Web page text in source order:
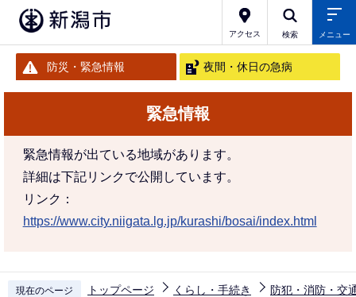
アクセス 検索 メニュー
防災・緊急情報 夜間・休日の急病
緊急情報
緊急情報が出ている地域があります。
詳細は下記リンクで公開しています。
リンク：
https://www.city.niigata.lg.jp/kurashi/bosai/index.html
現在のページ トップページ くらし・手続き 防犯・消防・交